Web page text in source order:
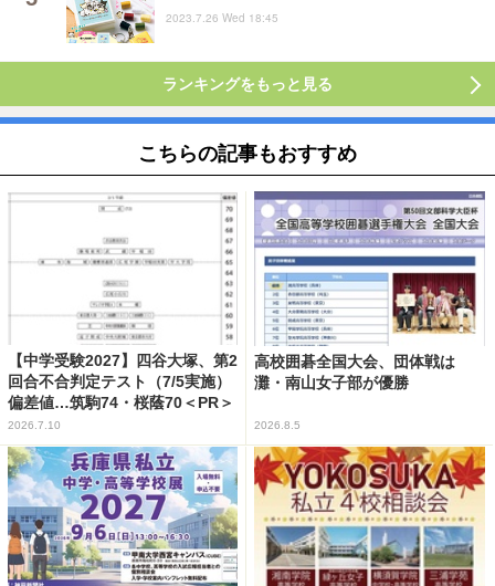
2023.7.26 Wed 18:45
ランキングをもっと見る
こちらの記事もおすすめ
【中学受験2027】四谷大塚、第2
回合不合判定テスト（7/5実施）
偏差値…筑駒74・桜蔭70＜PR＞
2026.7.10
高校囲碁全国大会、団体戦は
灘・南山女子部が優勝
2026.8.5